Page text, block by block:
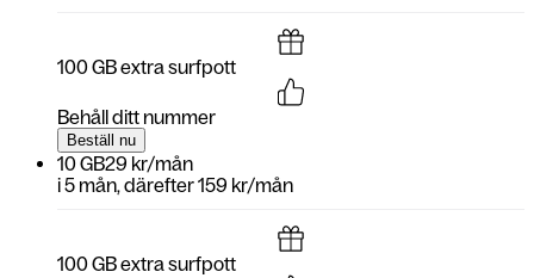
100 GB extra surfpott
Behåll ditt nummer
Beställ nu
10 GB29 kr/mån
i5 mån, därefter159 kr/mån
100 GB extra surfpott